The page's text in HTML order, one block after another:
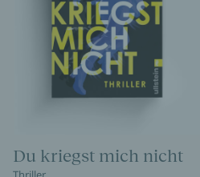
Du kriegst mich nicht